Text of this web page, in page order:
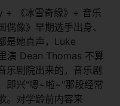
+ 《冰雪奇缘》+ 音乐
像》早期选手出身、
是她真声，Luke
演 Dean Thomas 不算
乐剧院出来的，音乐剧
即兴"嗯~啦~"那段经常
。对学龄前内容来